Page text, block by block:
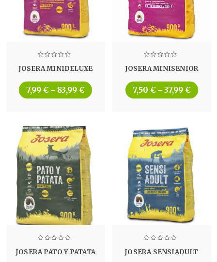
JOSERA MINIDELUXE
7,99 € – 83,99 €
JOSERA MINISENIOR
7,50 € – 37,99 €
JOSERA PATO Y PATATA JOSERA SENSIADULT